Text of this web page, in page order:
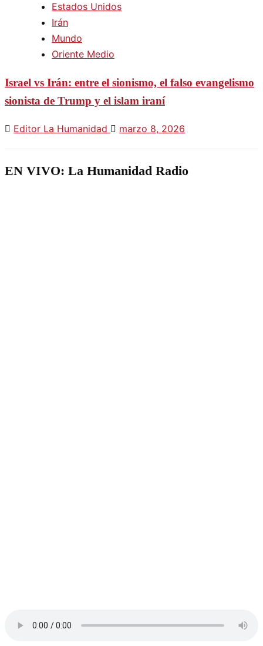
Estados Unidos
Irán
Mundo
Oriente Medio
Israel vs Irán: entre el sionismo, el falso evangelismo
sionista de Trump y el islam iraní
Editor La Humanidad marzo 8, 2026
EN VIVO: La Humanidad Radio